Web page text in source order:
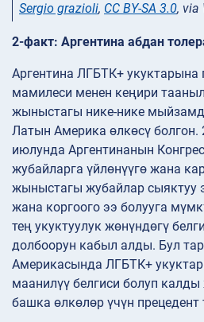
Sergio grazioli, CC BY-SA 3.0, via
2-факт: Аргентина абдан
Аргентина ЛГБТК+ укуктарына
мамилеси менен кеңири
жыныстагы нике-нике
Латын Америка өлкөсү
июлунда Аргентинанын
жубайларга үйлөнүүгө жана
жыныстагы жубайлар сыяктуу
жана коргоого ээ болууга
тең укуктуулук жөнүндөгү
долбоорун кабыл алды. Бул
Америкасында ЛГБТК+
маанилүү белгиси болуп
башка өлкөлөр үчүн прецедент